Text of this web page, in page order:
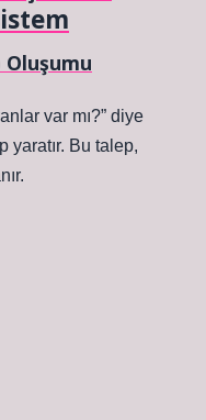
var mı?” diye
yaratır. Bu talep,